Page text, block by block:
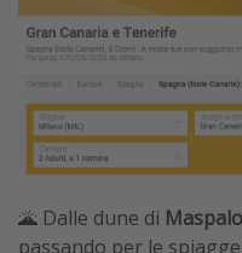
🌋 Dalle dune di
passando per le